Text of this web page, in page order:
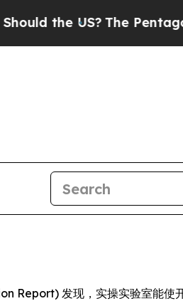
US? The Pentagon Is
发现，实操实验室能使